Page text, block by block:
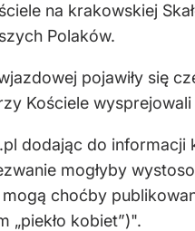
na krakowskiej
Polaków.
pojawiły się
Kościele
dodając do
mogłyby
choćby
„piekło kobiet”)".